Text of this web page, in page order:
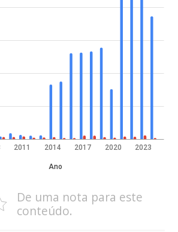
2011 2014 2017 2020 2023
Ano
De uma nota para este
conteúdo.